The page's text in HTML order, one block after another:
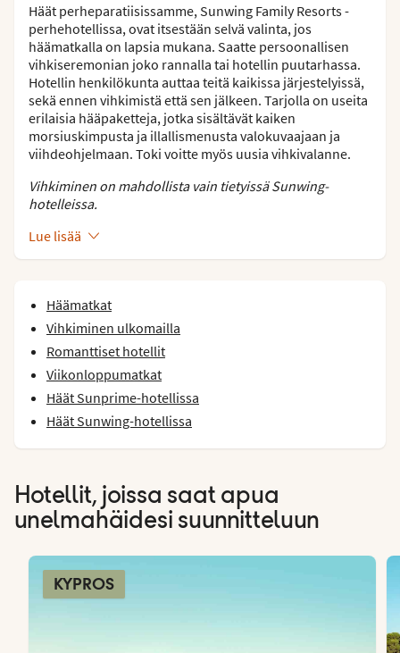
Häät perheparatiisissamme, Sunwing Family Resorts -
perhehotellissa, ovat itsestään selvä valinta, jos
häämatkalla on lapsia mukana. Saatte persoonallisen
vihkiseremonian joko rannalla tai hotellin puutarhassa.
Hotellin henkilökunta auttaa teitä kaikissa järjestelyissä,
sekä ennen vihkimistä että sen jälkeen. Tarjolla on useita
erilaisia hääpaketteja, jotka sisältävät kaiken
morsiuskimpusta ja illallismenusta valokuvaajaan ja
viihdeohjelmaan. Toki voitte myös uusia vihkivalanne.
Vihkiminen on mahdollista vain tietyissä Sunwing-
hotelleissa.
Lue lisää
Häämatkat
Vihkiminen ulkomailla
Romanttiset hotellit
Viikonloppumatkat
Häät Sunprime-hotellissa
Häät Sunwing-hotellissa
Hotellit, joissa saat apua
unelmahäidesi suunnitteluun
KYPROS